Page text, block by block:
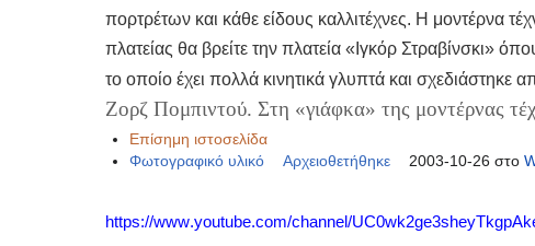
πορτρέτων και κάθε είδους καλλιτέχνες. Η μοντέρνα
πλατείας θα βρείτε την πλατεία «Ιγκόρ Στραβίνσκι»
το οποίο έχει πολλά κινητικά γλυπτά και
Ζορζ Πομπιντού. Στη «γιάφκα» της μοντέρνας
Επίσημη ιστοσελίδα
Φωτογραφικό υλικό
Αρχειοθετήθηκε 2003-10-26 στο
https://www.youtube.com/channel/UC0wk2ge3